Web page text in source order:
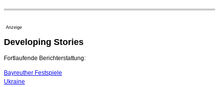
Dirigent Nicolás Pasquet mit Würth-Preis der
Jeunesses Musicales ausgezeichnet
07. August 2026 - 13:20 Uhr
Anzeige
Developing Stories
Fortlaufende Berichterstattung:
Bayreuther Festspiele
Ukraine